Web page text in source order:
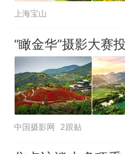
上海宝山
“瞰金华”摄影大赛
中国摄影网 2跟贴